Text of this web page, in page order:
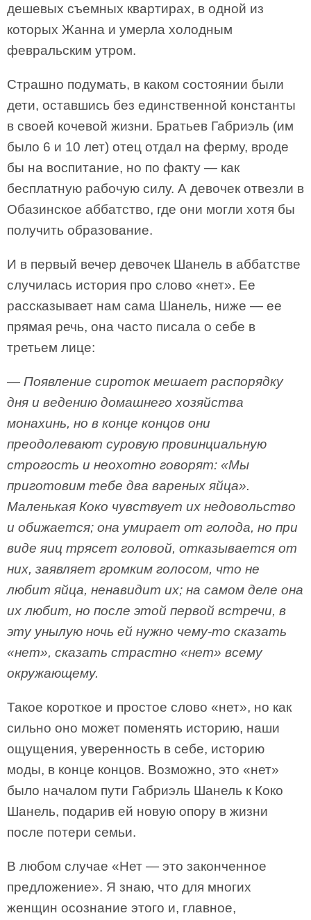
дешевых съемных квартирах, в одной из
которых Жанна и умерла холодным
февральским утром.
Страшно подумать, в каком состоянии были
дети, оставшись без единственной константы
в своей кочевой жизни. Братьев Габриэль (им
было 6 и 10 лет) отец отдал на ферму, вроде
бы на воспитание, но по факту — как
бесплатную рабочую силу. А девочек отвезли в
Обазинское аббатство, где они могли хотя бы
получить образование.
И в первый вечер девочек Шанель в аббатстве
случилась история про слово «нет». Ее
рассказывает нам сама Шанель, ниже — ее
прямая речь, она часто писала о себе в
третьем лице:
— Появление сироток мешает распорядку
дня и ведению домашнего хозяйства
монахинь, но в конце концов они
преодолевают суровую провинциальную
строгость и неохотно говорят: «Мы
приготовим тебе два вареных яйца».
Маленькая Коко чувствует их недовольство
и обижается; она умирает от голода, но при
виде яиц трясет головой, отказывается от
них, заявляет громким голосом, что не
любит яйца, ненавидит их; на самом деле она
их любит, но после этой первой встречи, в
эту унылую ночь ей нужно чему-то сказать
«нет», сказать страстно «нет» всему
окружающему.
Такое короткое и простое слово «нет», но как
сильно оно может поменять историю, наши
ощущения, уверенность в себе, историю
моды, в конце концов. Возможно, это «нет»
было началом пути Габриэль Шанель к Коко
Шанель, подарив ей новую опору в жизни
после потери семьи.
В любом случае «Нет — это законченное
предложение». Я знаю, что для многих
женщин осознание этого и, главное,